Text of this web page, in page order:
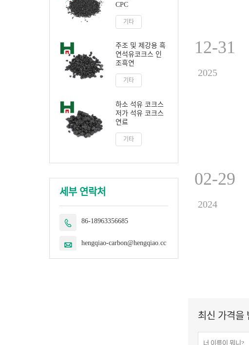
CPC
기타
주조 및 제강용 흑
연석유코크스 인
조흑연
기타
하소 석유 코크스
저가 석유 코크스
연료
기타
세부 연락처
 86-18963356685
 hengqiao-carbon@hengqiao.cc
12-31
2025
02-29
2024
최신 가격을